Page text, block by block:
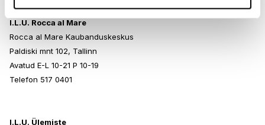
I.L.U. Rocca al Mare
Rocca al Mare Kaubanduskeskus
Paldiski mnt 102, Tallinn
Avatud E-L 10-21 P 10-19
Telefon 517 0401
I.L.U. Ülemiste